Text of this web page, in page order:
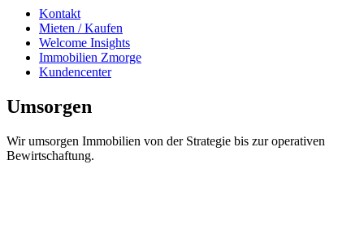
Kontakt
Mieten / Kaufen
Welcome Insights
Immobilien Zmorge
Kundencenter
Umsorgen
Wir umsorgen Immobilien von der Strategie bis zur operativen
Bewirtschaftung.